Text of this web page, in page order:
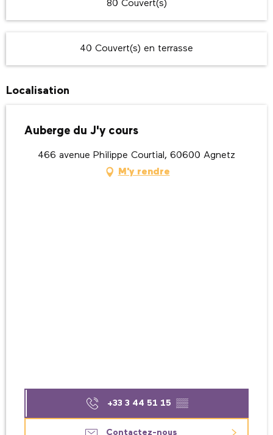
80 Couvert(s)
40 Couvert(s) en terrasse
Localisation
Auberge du J'y cours
466 avenue Philippe Courtial, 60600 Agnetz
M'y rendre
+33 3 44 51 15 ▒▒
Contactez-nous